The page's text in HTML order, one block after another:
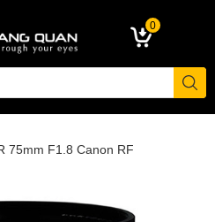
0
75mm F1.8 Canon RF